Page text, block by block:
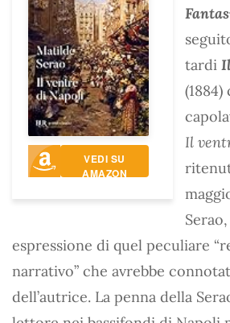
VEDI SU
AMAZON
tardi
Il
espressione di quel peculiare
narrativo” che avrebbe
dell’autrice. La penna della